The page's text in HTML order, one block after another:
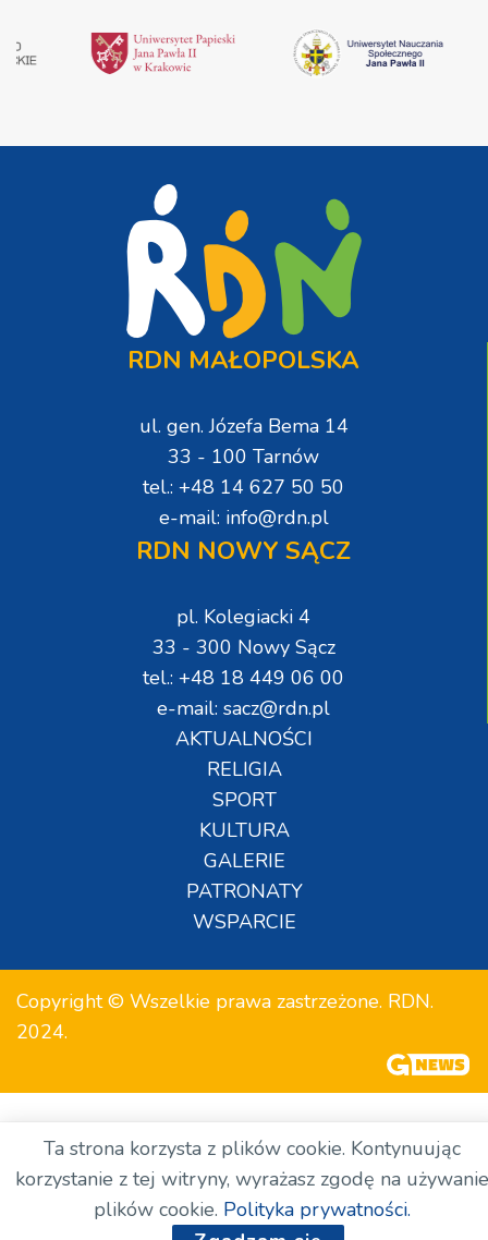
RDN MAŁOPOLSKA
ul. gen. Józefa Bema 14
33 - 100 Tarnów
tel.: +48 14 627 50 50
e-mail: info@rdn.pl
RDN NOWY SĄCZ
pl. Kolegiacki 4
33 - 300 Nowy Sącz
tel.: +48 18 449 06 00
e-mail: sacz@rdn.pl
AKTUALNOŚCI
RELIGIA
SPORT
KULTURA
GALERIE
PATRONATY
WSPARCIE
Copyright © Wszelkie prawa zastrzeżone. RDN.
2024.
Ta strona korzysta z plików cookie. Kontynuując
korzystanie z tej witryny, wyrażasz zgodę na używanie
plików cookie. Polityka prywatności.